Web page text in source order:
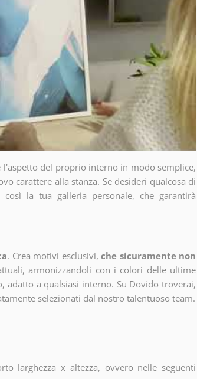
del proprio interno in modo semplice,
carattere alla stanza. Se desideri qualcosa di
la tua galleria personale, che garantirà
. Crea motivi esclusivi, che sicuramente non
armonizzandoli con i colori delle ultime
adatto a qualsiasi interno. Su Dovido troverai,
selezionati dal nostro talentuoso team.
larghezza x altezza, ovvero nelle seguenti